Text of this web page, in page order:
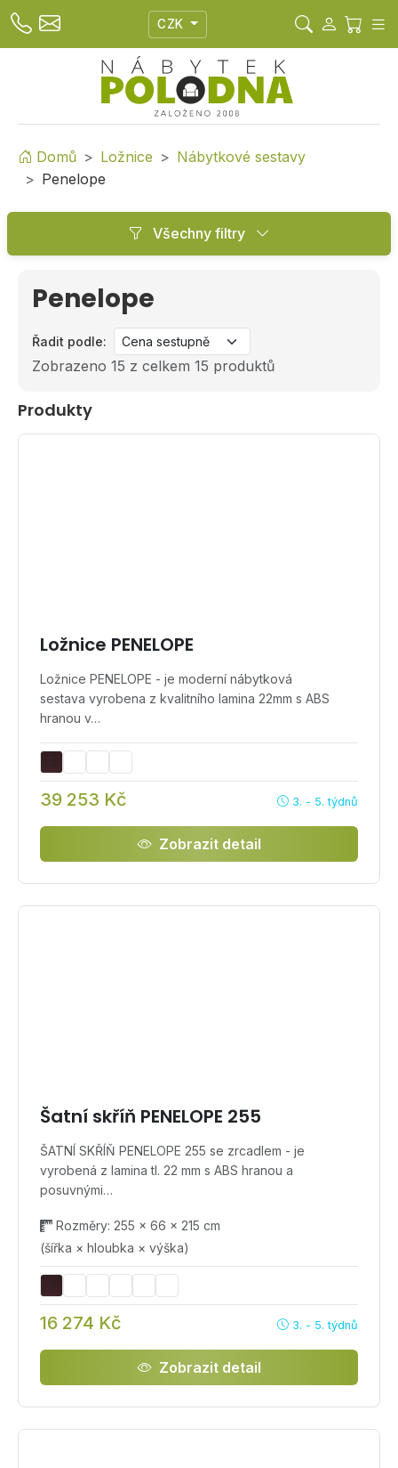
CZK
Domů Ložnice
Nábytkové sestavy
Penelope
Všechny filtry
Penelope
Řadit podle:
Zobrazeno 15 z celkem 15 produktů
Produkty
Ložnice PENELOPE
Ložnice PENELOPE - je moderní nábytková
sestava vyrobena z kvalitního lamina 22mm s ABS
hranou v…
39 253 Kč 3. - 5. týdnů
Zobrazit detail
Šatní skříň PENELOPE 255
ŠATNÍ SKŘÍŇ PENELOPE 255 se zrcadlem - je
vyrobená z lamina tl. 22 mm s ABS hranou a
posuvnými…
Rozměry: 255 × 66 × 215 cm
(šířka × hloubka × výška)
16 274 Kč 3. - 5. týdnů
Zobrazit detail